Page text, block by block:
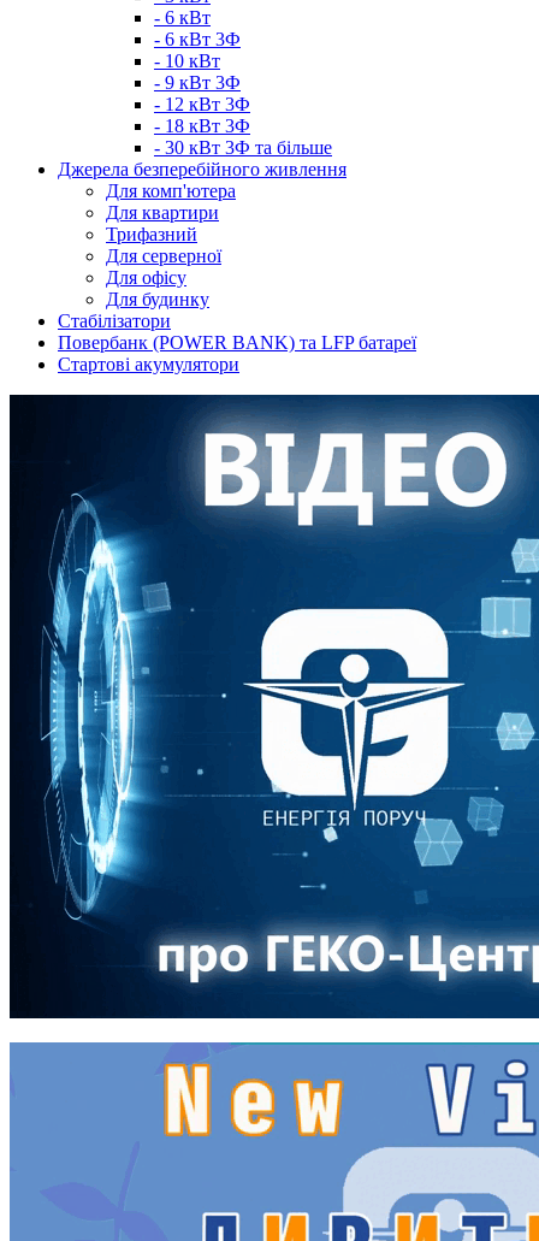
- 6 кВт
- 6 кВт 3Ф
- 10 кВт
- 9 кВт 3Ф
- 12 кВт 3Ф
- 18 кВт 3Ф
- 30 кВт 3Ф та більше
Джерела безперебійного живлення
Для комп'ютера
Для квартири
Трифазний
Для серверної
Для офісу
Для будинку
Стабілізатори
Повербанк (POWER BANK) та LFP батареї
Стартові акумулятори